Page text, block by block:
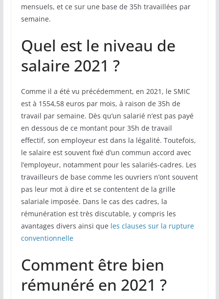
mensuels, et ce sur une base de 35h travaillées par
semaine.
Quel est le niveau de
salaire 2021 ?
Comme il a été vu précédemment, en 2021, le SMIC
est à 1554,58 euros par mois, à raison de 35h de
travail par semaine. Dès qu’un salarié n’est pas payé
en dessous de ce montant pour 35h de travail
effectif, son employeur est dans la légalité. Toutefois,
le salaire est souvent fixé d’un commun accord avec
l’employeur, notamment pour les salariés-cadres. Les
travailleurs de base comme les ouvriers n’ont souvent
pas leur mot à dire et se contentent de la grille
salariale imposée. Dans le cas des cadres, la
rémunération est très discutable, y compris les
avantages divers ainsi que les clauses sur la rupture
conventionnelle
Comment être bien
rémunéré en 2021 ?